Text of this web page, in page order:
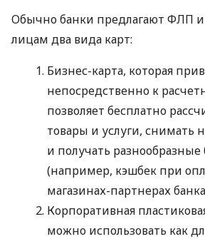
Обычно банки предлагают ФЛП
лицам два вида карт:
Бизнес-карта, которая
непосредственно к
позволяет бесплатно
товары и услуги, снимать
и получать разнообразные
(например, кэшбек при
магазинах-партнерах
Корпоративная
можно использовать как